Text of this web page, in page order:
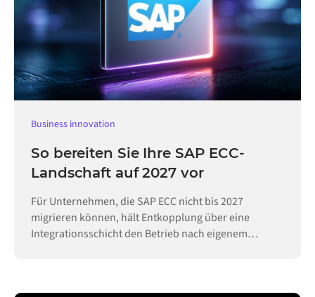
Business innovation
So bereiten Sie Ihre SAP ECC-
Landschaft auf 2027 vor
Für Unternehmen, die SAP ECC nicht bis 2027
migrieren können, hält Entkopplung über eine
Integrationsschicht den Betrieb nach eigenem